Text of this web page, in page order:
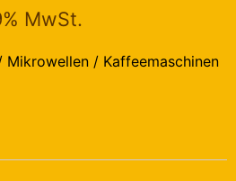
MwSt.
Mikrowellen / Kaffeemaschinen